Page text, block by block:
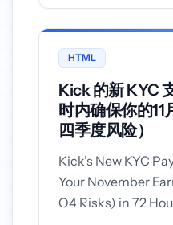
创作内容，现在是
窗口——使用最新基
新的平台付费政策...
HTML
Kick 的新 KYC
时内确保你的
四季度风险）
Kick’s New KYC
Your November
Q4 Risks) in 72